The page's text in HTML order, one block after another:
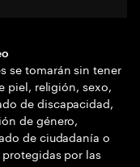
se tomarán sin tener
piel, religión, sexo,
de discapacidad,
de género,
de ciudadanía o
por las